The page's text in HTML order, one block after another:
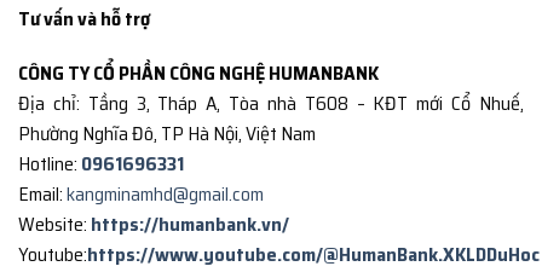
Tư vấn và hỗ trợ
CÔNG TY CỔ PHẦN CÔNG NGHỆ HUMANBANK
Địa chỉ: Tầng 3, Tháp A, Tòa nhà T608 – KĐT mới Cổ Nhuế,
Phường Nghĩa Đô, TP Hà Nội, Việt Nam
Hotline: 0961696331
Email:kangminamhd@gmail.com
Website: https://humanbank.vn/
Youtube:https://www.youtube.com/@HumanBank.XKLDDuHoc